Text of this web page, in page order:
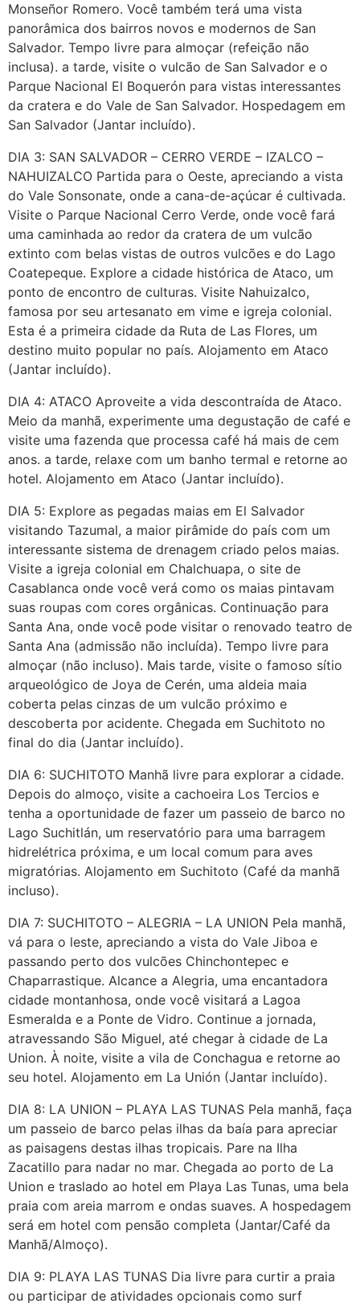
Monseñor Romero. Você também terá uma vista
panorâmica dos bairros novos e modernos de San
Salvador. Tempo livre para almoçar (refeição não
inclusa). a tarde, visite o vulcão de San Salvador e o
Parque Nacional El Boquerón para vistas interessantes
da cratera e do Vale de San Salvador. Hospedagem em
San Salvador (Jantar incluído).
DIA 3: SAN SALVADOR – CERRO VERDE – IZALCO –
NAHUIZALCO Partida para o Oeste, apreciando a vista
do Vale Sonsonate, onde a cana-de-açúcar é cultivada.
Visite o Parque Nacional Cerro Verde, onde você fará
uma caminhada ao redor da cratera de um vulcão
extinto com belas vistas de outros vulcões e do Lago
Coatepeque. Explore a cidade histórica de Ataco, um
ponto de encontro de culturas. Visite Nahuizalco,
famosa por seu artesanato em vime e igreja colonial.
Esta é a primeira cidade da Ruta de Las Flores, um
destino muito popular no país. Alojamento em Ataco
(Jantar incluído).
DIA 4: ATACO Aproveite a vida descontraída de Ataco.
Meio da manhã, experimente uma degustação de café e
visite uma fazenda que processa café há mais de cem
anos. a tarde, relaxe com um banho termal e retorne ao
hotel. Alojamento em Ataco (Jantar incluído).
DIA 5: Explore as pegadas maias em El Salvador
visitando Tazumal, a maior pirâmide do país com um
interessante sistema de drenagem criado pelos maias.
Visite a igreja colonial em Chalchuapa, o site de
Casablanca onde você verá como os maias pintavam
suas roupas com cores orgânicas. Continuação para
Santa Ana, onde você pode visitar o renovado teatro de
Santa Ana (admissão não incluída). Tempo livre para
almoçar (não incluso). Mais tarde, visite o famoso sítio
arqueológico de Joya de Cerén, uma aldeia maia
coberta pelas cinzas de um vulcão próximo e
descoberta por acidente. Chegada em Suchitoto no
final do dia (Jantar incluído).
DIA 6: SUCHITOTO Manhã livre para explorar a cidade.
Depois do almoço, visite a cachoeira Los Tercios e
tenha a oportunidade de fazer um passeio de barco no
Lago Suchitlán, um reservatório para uma barragem
hidrelétrica próxima, e um local comum para aves
migratórias. Alojamento em Suchitoto (Café da manhã
incluso).
DIA 7: SUCHITOTO – ALEGRIA – LA UNION Pela manhã,
vá para o leste, apreciando a vista do Vale Jiboa e
passando perto dos vulcões Chinchontepec e
Chaparrastique. Alcance a Alegria, uma encantadora
cidade montanhosa, onde você visitará a Lagoa
Esmeralda e a Ponte de Vidro. Continue a jornada,
atravessando São Miguel, até chegar à cidade de La
Union. À noite, visite a vila de Conchagua e retorne ao
seu hotel. Alojamento em La Unión (Jantar incluído).
DIA 8: LA UNION – PLAYA LAS TUNAS Pela manhã, faça
um passeio de barco pelas ilhas da baía para apreciar
as paisagens destas ilhas tropicais. Pare na Ilha
Zacatillo para nadar no mar. Chegada ao porto de La
Union e traslado ao hotel em Playa Las Tunas, uma bela
praia com areia marrom e ondas suaves. A hospedagem
será em hotel com pensão completa (Jantar/Café da
Manhã/Almoço).
DIA 9: PLAYA LAS TUNAS Dia livre para curtir a praia
ou participar de atividades opcionais como surf